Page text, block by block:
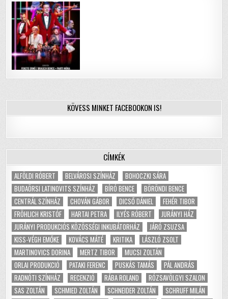
KÖVESS MINKET FACEBOOKON IS!
CÍMKÉK
ALFÖLDI RÓBERT BELVÁROSI SZÍNHÁZ
BOHOCZKI SÁRA
BUDAÖRSI LATINOVITS SZÍNHÁZ
BÍRÓ BENCE
BÖRÖNDI BENCE
CENTRÁL SZÍNHÁZ
CHOVÁN GÁBOR DICSŐ DÁNIEL
FEHÉR TIBOR
FRÖHLICH KRISTÓF
HARTAI PETRA ILYÉS RÓBERT
JURÁNYI HÁZ
JURÁNYI PRODUKCIÓS KÖZÖSSÉGI INKUBÁTORHÁZ
JÁRÓ ZSUZSA
KISS-VÉGH EMŐKE
KOVÁCS MÁTÉ KRITIKA
LÁSZLÓ ZSOLT
MARTINOVICS DORINA
MERTZ TIBOR
MUCSI ZOLTÁN
ORLAI PRODUKCIÓ
PATAKI FERENC PUSKÁS TAMÁS
PÁL ANDRÁS
RADNÓTI SZÍNHÁZ
RECENZIÓ RÁBA ROLAND
RÓZSAVÖLGYI SZALON
SAS ZOLTÁN
SCHMIED ZOLTÁN SCHNEIDER ZOLTÁN
SCHRUFF MILÁN